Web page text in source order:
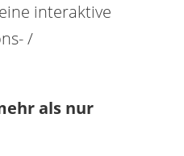
interaktive
/
als nur